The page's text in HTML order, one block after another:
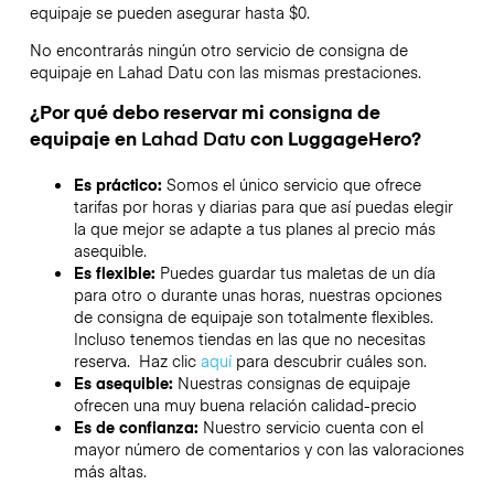
equipaje se pueden asegurar hasta $0.
No encontrarás ningún otro servicio de consigna de
equipaje en Lahad Datu con las mismas prestaciones.
¿Por qué debo reservar mi consigna de
equipaje en Lahad Datu con LuggageHero?
Es práctico: Somos el único servicio que ofrece
tarifas por horas y diarias para que así puedas elegir
la que mejor se adapte a tus planes al precio más
asequible.
Es flexible: Puedes guardar tus maletas de un día
para otro o durante unas horas, nuestras opciones
de consigna de equipaje son totalmente flexibles.
Incluso tenemos tiendas en las que no necesitas
reserva. Haz clic aquípara descubrir cuáles son.
Es asequible: Nuestras consignas de equipaje
ofrecen una muy buena relación calidad-precio
Es de confianza: Nuestro servicio cuenta con el
mayor número de comentarios y con las valoraciones
más altas.